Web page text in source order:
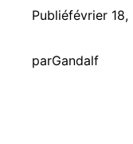
Publiéfévrier 18,
parGandalf